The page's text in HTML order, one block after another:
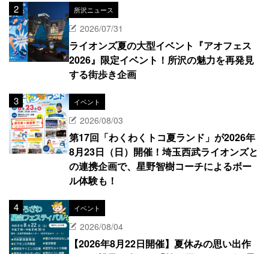
所沢ニュース
2026/07/31
ライオンズ夏の大型イベント『アオフェス
2026』限定イベント！所沢の魅力を再発見
する街歩き企画
イベント
2026/08/03
第17回「わくわくトコ夏ランド」が2026年
8月23日（日）開催！埼玉西武ライオンズと
の連携企画で、星野智樹コーチによるボー
ル体験も！
イベント
2026/08/04
【2026年8月22日開催】夏休みの思い出作